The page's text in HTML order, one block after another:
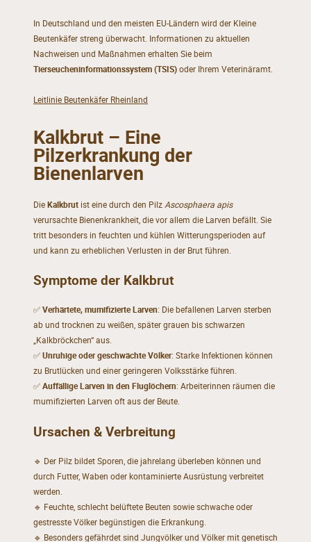
In Deutschland und den meisten EU-Ländern wird der Kleine
Beutenkäfer streng überwacht. Informationen zu aktuellen
Nachweisen und Maßnahmen erhalten Sie beim
Tierseucheninformationssystem (TSIS)oder Ihrem Veterinäramt.
Leitlinie Beutenkäfer Rheinland
Kalkbrut – Eine
Pilzerkrankung der
Bienenlarven
DieKalkbrutist eine durch den PilzAscosphaera apis
verursachte Bienenkrankheit, die vor allem die Larven befällt. Sie
tritt besonders in feuchten und kühlen Witterungsperioden auf
und kann zu erheblichen Verlusten in der Brut führen.
Symptome der Kalkbrut
✅Verhärtete, mumifizierte Larven: Die befallenen Larven sterben
ab und trocknen zu weißen, später grauen bis schwarzen
„Kalkbröckchen“ aus.
✅Unruhige oder geschwächte Völker: Starke Infektionen können
zu Brutlücken und einer geringeren Volksstärke führen.
✅Auffällige Larven in den Fluglöchern: Arbeiterinnen räumen die
mumifizierten Larven oft aus der Beute.
Ursachen & Verbreitung
🔹 Der Pilz bildet Sporen, die jahrelang überleben können und
durch Futter, Waben oder kontaminierte Ausrüstung verbreitet
werden.
🔹 Feuchte, schlecht belüftete Beuten sowie schwache oder
gestresste Völker begünstigen die Erkrankung.
🔹 Besonders gefährdet sind Jungvölker und Völker mit genetisch